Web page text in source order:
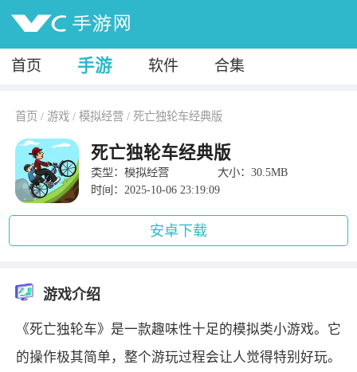
首页 手游 软件 合集
首页 / 游戏 /模拟经营 / 死亡独轮车经典版
死亡独轮车经典版
类型：模拟经营
大小：30.5MB
时间：2025-10-06 23:19:09
安卓下载
游戏介绍
《死亡独轮车》是一款趣味性十足的模拟类小游戏。它
的操作极其简单，整个游玩过程会让人觉得特别好玩。